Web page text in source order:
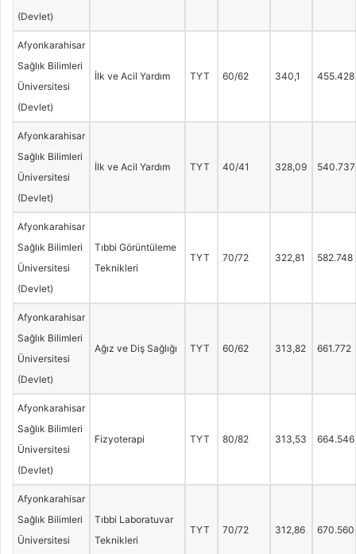
(Devlet)
Afyonkarahisar
Sağlık Bilimleri
Üniversitesi
(Devlet)
İlk ve Acil Yardım TYT 60/62 340,1 455.428
Afyonkarahisar
Sağlık Bilimleri
Üniversitesi
(Devlet)
İlk ve Acil Yardım TYT 40/41 328,09 540.737
Afyonkarahisar
Sağlık Bilimleri
Üniversitesi
(Devlet)
Tıbbi Görüntüleme
Teknikleri
TYT 70/72 322,81 582.748
Afyonkarahisar
Sağlık Bilimleri
Üniversitesi
(Devlet)
Ağız ve Diş Sağlığı TYT 60/62 313,82 661.772
Afyonkarahisar
Sağlık Bilimleri
Üniversitesi
(Devlet)
Fizyoterapi TYT 80/82 313,53 664.546
Afyonkarahisar
Sağlık Bilimleri
Üniversitesi
Tıbbi Laboratuvar
Teknikleri
TYT 70/72 312,86 670.560